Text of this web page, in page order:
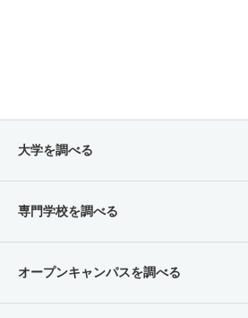
大学を調べる
専門学校を調べる
オープンキャンパスを調べる